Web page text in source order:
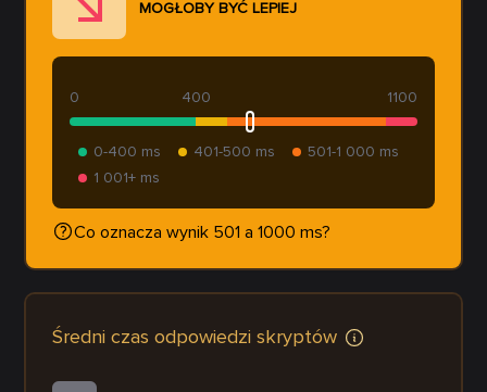
MOGŁOBY BYĆ LEPIEJ
400
0 1100
0-400 ms 401-500 ms
501-1 000 ms
1 001+ ms
Co oznacza wynik 501 a 1000 ms?
Średni czas odpowiedzi skryptów